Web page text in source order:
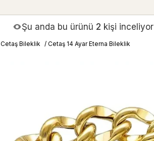
Şu anda bu ürünü 2 kişi inceliyor
Cetaş Bileklik / Cetaş 14 Ayar Eterna Bileklik